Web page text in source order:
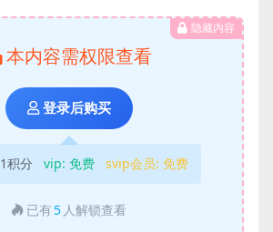
隐藏内容
本内容需权限查看
登录后购买
1积分 vip: 免费 svip会员: 免费
已有 5 人解锁查看